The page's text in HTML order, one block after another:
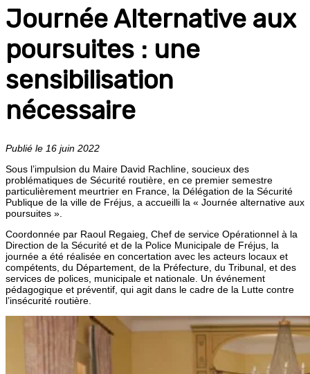
Journée Alternative aux
poursuites : une
sensibilisation
nécessaire
Publié le 16 juin 2022
Sous l’impulsion du Maire David Rachline, soucieux des
problématiques de Sécurité routière, en ce premier semestre
particulièrement meurtrier en France, la Délégation de la Sécurité
Publique de la ville de Fréjus, a accueilli la « Journée alternative aux
poursuites ».
Coordonnée par Raoul Regaieg, Chef de service Opérationnel à la
Direction de la Sécurité et de la Police Municipale de Fréjus, la
journée a été réalisée en concertation avec les acteurs locaux et
compétents, du Département, de la Préfecture, du Tribunal, et des
services de polices, municipale et nationale. Un événement
pédagogique et préventif, qui agit dans le cadre de la Lutte contre
l’insécurité routière.